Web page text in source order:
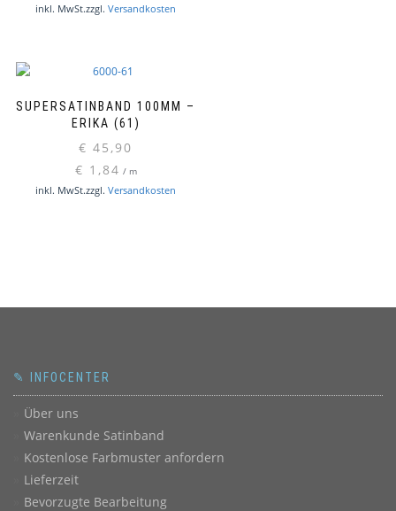
inkl. MwSt.zzgl. Versandkosten
auf.
SUPERSATINBAND 100MM –
ERIKA (61)
€ 45,90
€ 1,84 / m
inkl. MwSt.zzgl. Versandkosten
✎ INFOCENTER
Über uns
Warenkunde Satinband
Kostenlose Farbmuster anfordern
Lieferzeit
Bevorzugte Bearbeitung